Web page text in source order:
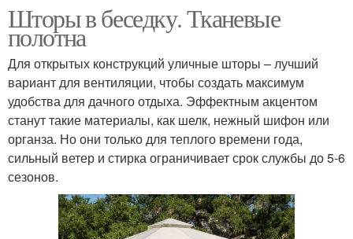
Шторы в беседку. Тканевые
полотна
Для открытых конструкций уличные шторы – лучший
вариант для вентиляции, чтобы создать максимум
удобства для дачного отдыха. Эффектным акцентом
станут такие материалы, как шелк, нежный шифон или
органза. Но они только для теплого времени года,
сильный ветер и стирка ограничивает срок службы до 5-6
сезонов.